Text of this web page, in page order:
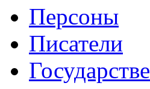
Персоны
Писатели